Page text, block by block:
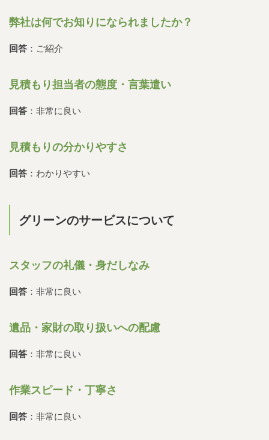
弊社は何でお知りになられましたか？
回答 ：ご紹介
見積もり担当者の態度・言葉遣い
回答 ：非常に良い
見積もりの分かりやすさ
回答 ：わかりやすい
グリーンのサービスについて
スタッフの礼儀・身だしなみ
回答 ：非常に良い
遺品・家財の取り扱いへの配慮
回答 ：非常に良い
作業スピード・丁寧さ
回答 ：非常に良い